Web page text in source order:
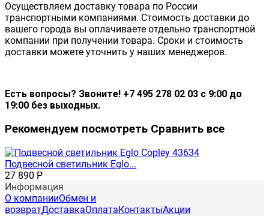
Осуществляем доставку товара по России
транспортными компаниями. Стоимость доставки до
вашего города вы оплачиваете отдельно транспортной
компании при получении товара. Сроки и стоимость
доставки можете уточнить у наших менеджеров.
Есть вопросы? Звоните! +7 495 278 02 03 с 9:00 до
19:00 без выходных.
Рекомендуем посмотреть Сравнить все
Подвесной светильник Eglo...
27 890 Р
Информация
О компанииОбмен и
возвратДоставкаОплатаКонтактыАкции